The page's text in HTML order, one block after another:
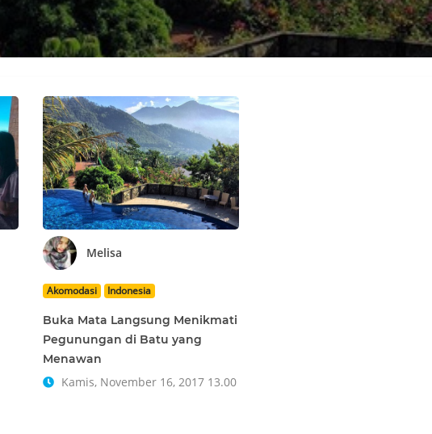
Melisa
Akomodasi Indonesia
Buka Mata Langsung Menikmati
Pegunungan di Batu yang
Menawan
Kamis, November 16, 2017 13.00